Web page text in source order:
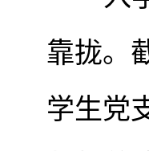
靠拢。
学生党